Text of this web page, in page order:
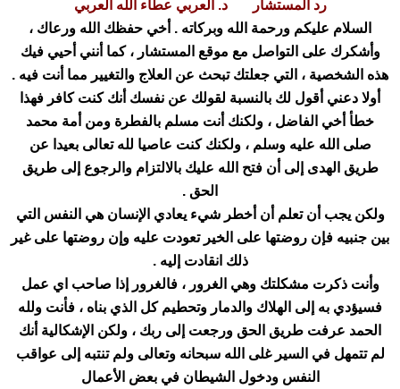
رد المستشار د. العربي عطاء الله العربي
السلام عليكم ورحمة الله وبركاته . أخي حفظك الله ورعاك ،
وأشكرك على التواصل مع موقع المستشار ، كما أنني أحيي فيك
هذه الشخصية ، التي جعلتك تبحث عن العلاج والتغيير مما أنت فيه .
أولا دعني أقول لك بالنسبة لقولك عن نفسك أنك كنت كافر فهذا
خطأ أخي الفاضل ، ولكنك أنت مسلم بالفطرة ومن أمة محمد
صلى الله عليه وسلم ، ولكنك كنت عاصيا لله تعالى بعيدا عن
طريق الهدى إلى أن فتح الله عليك بالالتزام والرجوع إلى طريق
الحق .
ولكن يجب أن تعلم أن أخطر شيء يعادي الإنسان هي النفس التي
بين جنبيه فإن روضتها على الخير تعودت عليه وإن روضتها على غير
ذلك انقادت إليه .
وأنت ذكرت مشكلتك وهي الغرور ، فالغرور إذا صاحب اي عمل
فسيؤدي به إلى الهلاك والدمار وتحطيم كل الذي بناه ، فأنت ولله
الحمد عرفت طريق الحق ورجعت إلى ربك ، ولكن الإشكالية أنك
لم تتمهل في السير غلى الله سبحانه وتعالى ولم تنتبه إلى عواقب
النفس ودخول الشيطان في بعض الأعمال